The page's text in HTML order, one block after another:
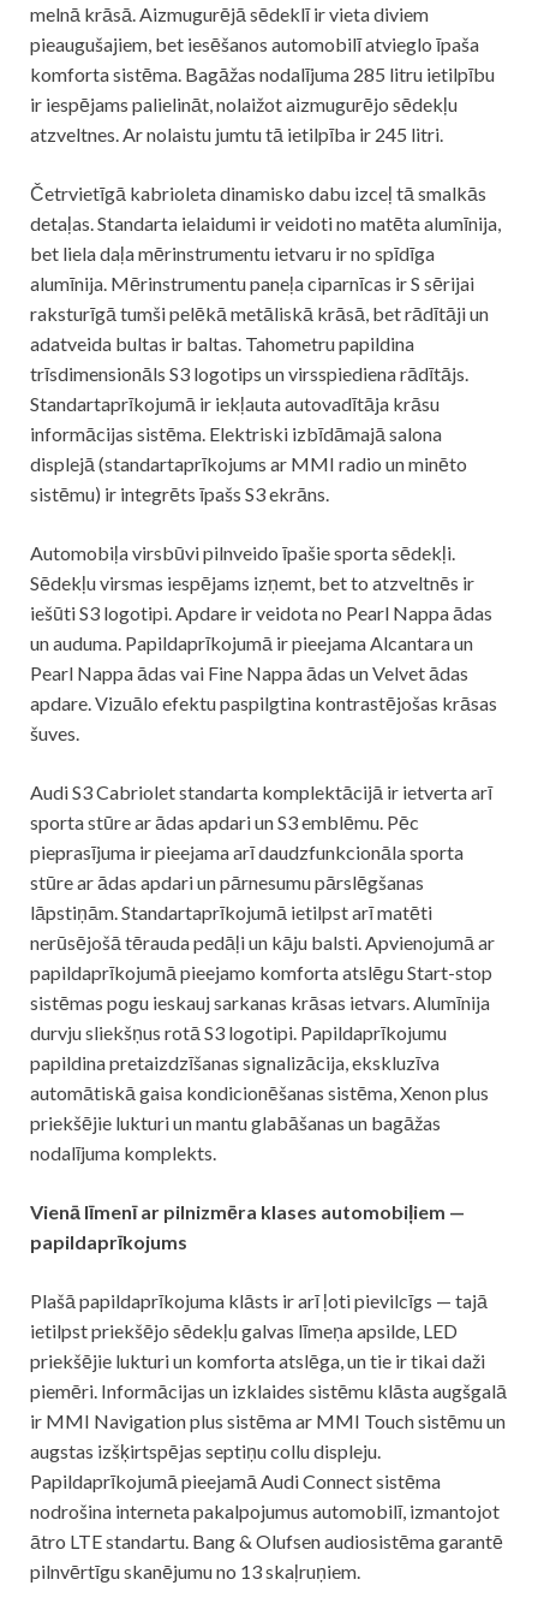
melnā krāsā. Aizmugurējā sēdeklī ir vieta diviem
pieaugušajiem, bet iesēšanos automobilī atvieglo īpaša
komforta sistēma. Bagāžas nodalījuma 285 litru ietilpību
ir iespējams palielināt, nolaižot aizmugurējo sēdekļu
atzveltnes. Ar nolaistu jumtu tā ietilpība ir 245 litri.
Četrvietīgā kabrioleta dinamisko dabu izceļ tā smalkās
detaļas. Standarta ielaidumi ir veidoti no matēta alumīnija,
bet liela daļa mērinstrumentu ietvaru ir no spīdīga
alumīnija. Mērinstrumentu paneļa ciparnīcas ir S sērijai
raksturīgā tumši pelēkā metāliskā krāsā, bet rādītāji un
adatveida bultas ir baltas. Tahometru papildina
trīsdimensionāls S3 logotips un virsspiediena rādītājs.
Standartaprīkojumā ir iekļauta autovadītāja krāsu
informācijas sistēma. Elektriski izbīdāmajā salona
displejā (standartaprīkojums ar MMI radio un minēto
sistēmu) ir integrēts īpašs S3 ekrāns.
Automobiļa virsbūvi pilnveido īpašie sporta sēdekļi.
Sēdekļu virsmas iespējams izņemt, bet to atzveltnēs ir
iešūti S3 logotipi. Apdare ir veidota no Pearl Nappa ādas
un auduma. Papildaprīkojumā ir pieejama Alcantara un
Pearl Nappa ādas vai Fine Nappa ādas un Velvet ādas
apdare. Vizuālo efektu paspilgtina kontrastējošas krāsas
šuves.
Audi S3 Cabriolet standarta komplektācijā ir ietverta arī
sporta stūre ar ādas apdari un S3 emblēmu. Pēc
pieprasījuma ir pieejama arī daudzfunkcionāla sporta
stūre ar ādas apdari un pārnesumu pārslēgšanas
lāpstiņām. Standartaprīkojumā ietilpst arī matēti
nerūsējošā tērauda pedāļi un kāju balsti. Apvienojumā ar
papildaprīkojumā pieejamo komforta atslēgu Start-stop
sistēmas pogu ieskauj sarkanas krāsas ietvars. Alumīnija
durvju sliekšņus rotā S3 logotipi. Papildaprīkojumu
papildina pretaizdzīšanas signalizācija, ekskluzīva
automātiskā gaisa kondicionēšanas sistēma, Xenon plus
priekšējie lukturi un mantu glabāšanas un bagāžas
nodalījuma komplekts.
Vienā līmenī ar pilnizmēra klases automobiļiem —
papildaprīkojums
Plašā papildaprīkojuma klāsts ir arī ļoti pievilcīgs — tajā
ietilpst priekšējo sēdekļu galvas līmeņa apsilde, LED
priekšējie lukturi un komforta atslēga, un tie ir tikai daži
piemēri. Informācijas un izklaides sistēmu klāsta augšgalā
ir MMI Navigation plus sistēma ar MMI Touch sistēmu un
augstas izšķirtspējas septiņu collu displeju.
Papildaprīkojumā pieejamā Audi Connect sistēma
nodrošina interneta pakalpojumus automobilī, izmantojot
ātro LTE standartu. Bang & Olufsen audiosistēma garantē
pilnvērtīgu skanējumu no 13 skaļruņiem.